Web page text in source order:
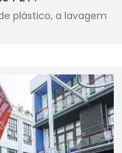
plástico, a lavagem